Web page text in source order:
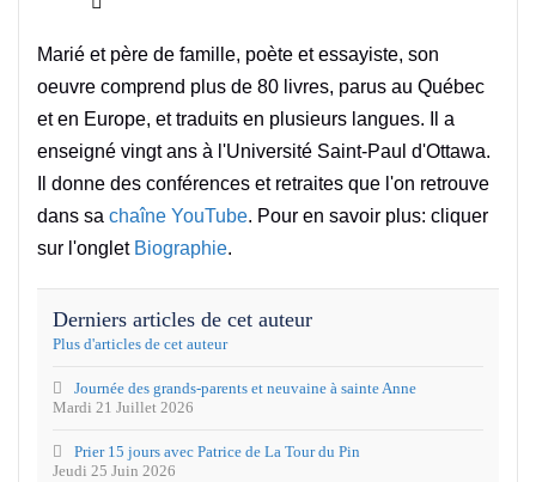
Marié et père de famille, poète et essayiste, son
oeuvre comprend plus de 80 livres, parus au Québec
et en Europe, et traduits en plusieurs langues. Il a
enseigné vingt ans à l'Université Saint-Paul d'Ottawa.
Il donne des conférences et retraites que l'on retrouve
dans sa chaîne YouTube. Pour en savoir plus: cliquer
sur l'onglet Biographie.
Derniers articles de cet auteur
Plus d'articles de cet auteur
Mardi 21 Juillet 2026
Journée des grands-parents et neuvaine à sainte Anne
Jeudi 25 Juin 2026
Prier 15 jours avec Patrice de La Tour du Pin